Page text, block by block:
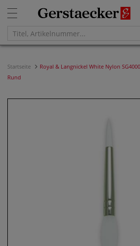
Startseite
Royal & Langnickel White Nylon
Rund